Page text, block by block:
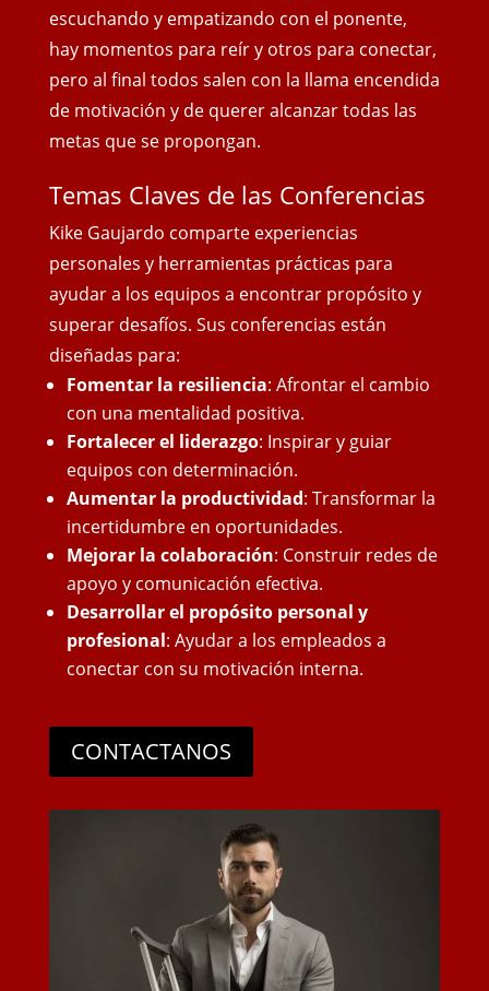
escuchando y empatizando con el ponente,
hay momentos para reír y otros para conectar,
pero al final todos salen con la llama encendida
de motivación y de querer alcanzar todas las
metas que se propongan.
Temas Claves de las Conferencias
Kike Gaujardo comparte experiencias
personales y herramientas prácticas para
ayudar a los equipos a encontrar propósito y
superar desafíos. Sus conferencias están
diseñadas para:
Fomentar la resiliencia: Afrontar el cambio
con una mentalidad positiva.
Fortalecer el liderazgo: Inspirar y guiar
equipos con determinación.
Aumentar la productividad: Transformar la
incertidumbre en oportunidades.
Mejorar la colaboración: Construir redes de
apoyo y comunicación efectiva.
Desarrollar el propósito personal y
profesional: Ayudar a los empleados a
conectar con su motivación interna.
CONTACTANOS